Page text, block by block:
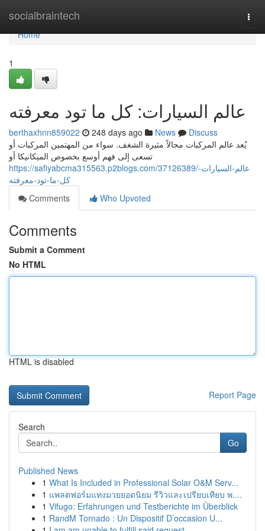
socialbraintech
Home
Home
1
عالم السيارات: كل ما تود معرفته
berthaxhnn859022 248 days ago News
Discuss
يُعد عالم المركبات مجالاً مثيرة الشغف. سواء من المهتمين المركبات أو
تسعى إلى فهم أوسع بخصوص الميكانيكا أو
https://safiyabcma315563.p2blogs.com/37126389/عالم-السيارات-
كل-ما-تود-معرفته
Comments
Who Upvoted
Comments
Submit a Comment
No HTML
HTML is disabled
Report Page
Search
Go
Published News
1 What Is Included in Professional Solar O&M Serv...
1 แพลตฟอร์มแทงมวยยอดนิยม รีวิวและเปรียบเทียบ พ....
1 Vifugo: Erfahrungen und Testberichte im Überblick
1 RandM Tornado : Un Dispositif D’occasion U...